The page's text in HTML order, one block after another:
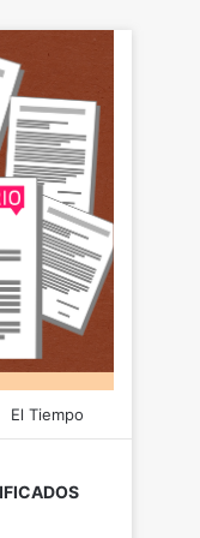
El Tiempo